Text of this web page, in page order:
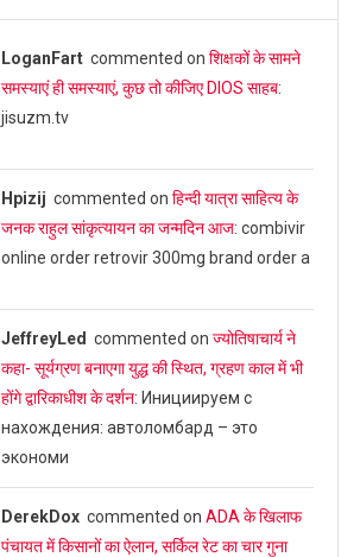
LoganFart commented onशिक्षकों के सामने
समस्याएं ही समस्याएं, कुछ तो कीजिए DIOS साहब:
jisuzm.tv
Hpizij commented onहिन्दी यात्रा साहित्य के
जनक राहुल सांकृत्यायन का जन्‍मदिन आज: combivir
online order retrovir 300mg brand order a
JeffreyLed commented onज्योतिषाचार्य ने
कहा- सूर्यग्रण बनाएगा युद्ध की स्थित, ग्रहण काल में भी
होंगे द्वारिकाधीश के दर्शन: Инициируем с
нахождения: автоломбард – это
экономи
DerekDox commented onADA के खिलाफ
पंचायत में किसानों का ऐलान, सर्किल रेट का चार गुना